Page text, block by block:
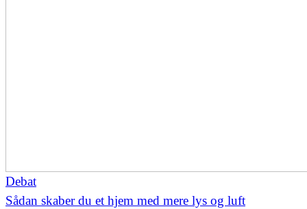
Debat
Sådan skaber du et hjem med mere lys og luft